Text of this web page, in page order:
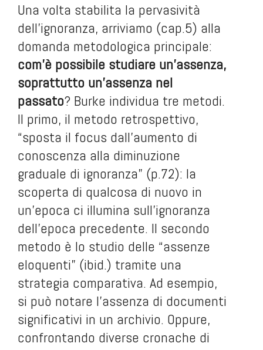
Una volta stabilita la pervasività
dell’ignoranza, arriviamo (cap.5) alla
domanda metodologica principale:
com’è possibile studiare un’assenza,
soprattutto un’assenza nel
passato? Burke individua tre metodi.
Il primo, il metodo retrospettivo,
“sposta il focus dall’aumento di
conoscenza alla diminuzione
graduale di ignoranza” (p.72): la
scoperta di qualcosa di nuovo in
un’epoca ci illumina sull’ignoranza
dell’epoca precedente. Il secondo
metodo è lo studio delle “assenze
eloquenti” (ibid.) tramite una
strategia comparativa. Ad esempio,
si può notare l’assenza di documenti
significativi in un archivio. Oppure,
confrontando diverse cronache di